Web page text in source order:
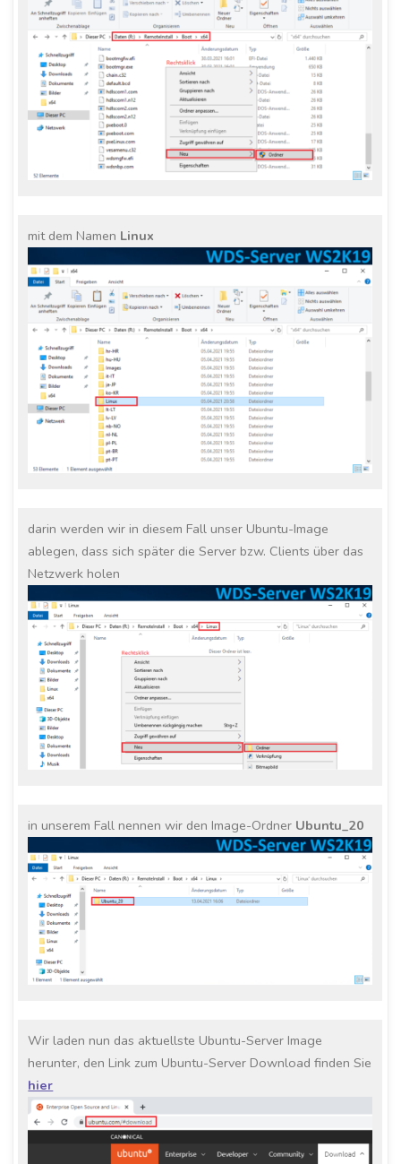
mit dem Namen Linux
darin werden wir in diesem Fall unser Ubuntu-Image
ablegen, dass sich später die Server bzw. Clients über das
Netzwerk holen
in unserem Fall nennen wir den Image-Ordner Ubuntu_20
Wir laden nun das aktuellste Ubuntu-Server Image
herunter, den Link zum Ubuntu-Server Download finden Sie
hier